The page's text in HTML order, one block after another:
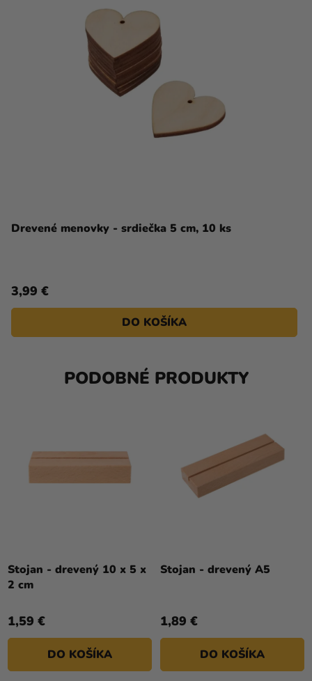
Drevené menovky - srdiečka 5 cm, 10 ks
3,99 €
DO KOŠÍKA
PODOBNÉ PRODUKTY
Stojan - drevený 10 x 5 x
2 cm
1,59 €
DO KOŠÍKA
Stojan - drevený A5
1,89 €
DO KOŠÍKA